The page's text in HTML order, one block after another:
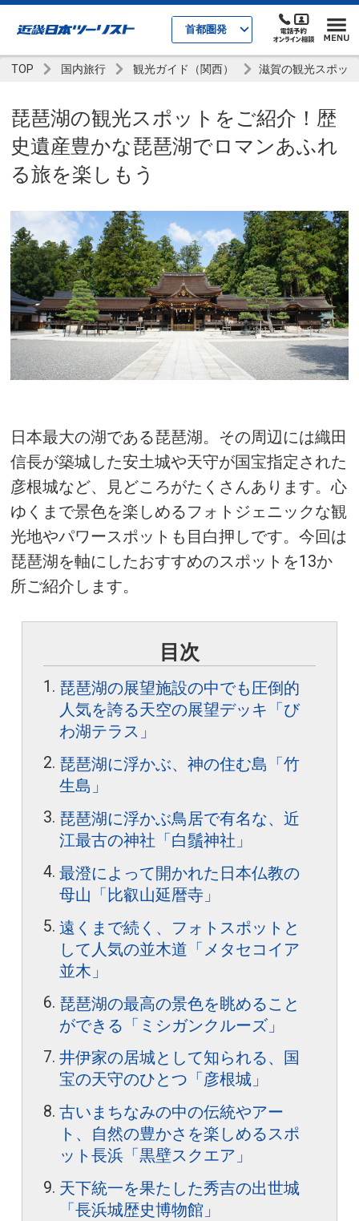
首都圏発
TOP 国内旅行 観光ガイド（関西） 滋賀の観光スポッ
琵琶湖の観光スポットをご紹介！歴
史遺産豊かな琵琶湖でロマンあふれ
る旅を楽しもう
日本最大の湖である琵琶湖。その周辺には織田
信長が築城した安土城や天守が国宝指定された
彦根城など、見どころがたくさんあります。心
ゆくまで景色を楽しめるフォトジェニックな観
光地やパワースポットも目白押しです。今回は
琵琶湖を軸にしたおすすめのスポットを13か
所ご紹介します。
目次
琵琶湖の展望施設の中でも圧倒的
人気を誇る天空の展望デッキ「び
わ湖テラス」
琵琶湖に浮かぶ、神の住む島「竹
生島」
琵琶湖に浮かぶ鳥居で有名な、近
江最古の神社「白鬚神社」
最澄によって開かれた日本仏教の
母山「比叡山延暦寺」
遠くまで続く、フォトスポットと
して人気の並木道「メタセコイア
並木」
琵琶湖の最高の景色を眺めること
ができる「ミシガンクルーズ」
井伊家の居城として知られる、国
宝の天守のひとつ「彦根城」
古いまちなみの中の伝統やアー
ト、自然の豊かさを楽しめるスポ
ット長浜「黒壁スクエア」
天下統一を果たした秀吉の出世城
「長浜城歴史博物館」